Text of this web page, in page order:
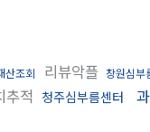
산조회 리뷰악플 창원심부
추적 청주심부름센터